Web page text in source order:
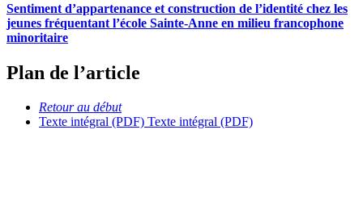
Sentiment d’appartenance et construction de l’identité chez les
jeunes fréquentant l’école Sainte-Anne en milieu francophone
minoritaire
Plan de l’article
Retour au début
Texte intégral (PDF) Texte intégral (PDF)